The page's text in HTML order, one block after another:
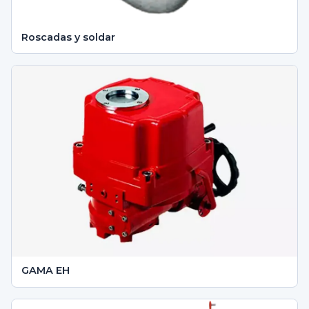
Roscadas y soldar
GAMA EH